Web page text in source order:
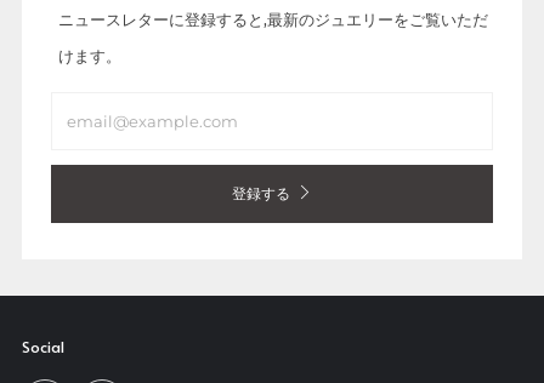
ニュースレターに登録すると,最新のジュエリーをご覧いただ
けます。
登録する
Social